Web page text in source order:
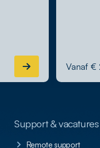
Vanaf €
Support & vacatures
Remote support